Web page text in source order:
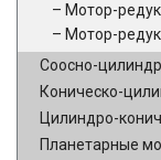
Мотор-
Мотор-
Соосно-
Коническо-
Цилиндро-
Планетарные